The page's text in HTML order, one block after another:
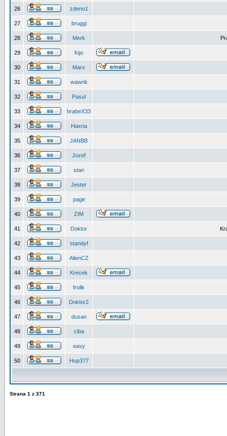
26 zdeno1
27 bruggi
28 Merk
29 fojo
30 Marx
31 wawrik
32 Pasul
33 hrabeX33
34 Haxna
35 JANBB
36 Jozef
37 stan
38 Jester
39 page
40 ZIM
41 Doktor
42 standyf
43 AlienCZ
44 Krecek
45 frolik
46 Doktor2
47 dusan
48 ciba
49 easy
50 Hop377
Strana 1 z 371